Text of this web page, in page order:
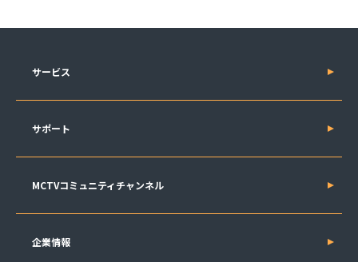
サービス
サポート
MCTVコミュニティチャンネル
企業情報